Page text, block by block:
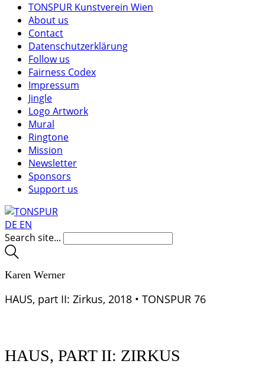
TONSPUR Kunstverein Wien
About us
Contact
Datenschutzerklärung
Follow us
Fairness Codex
Impressum
Jingle
Logo Artwork
Mural
Ringtone
Mission
Newsletter
Sponsors
Support us
DE EN
Search site...
Karen Werner
HAUS, part II: Zirkus, 2018 • TONSPUR 76
HAUS, PART II: ZIRKUS